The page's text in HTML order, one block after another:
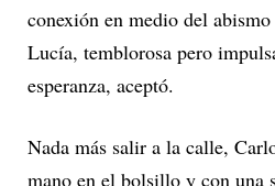
conexión en medio del abismo
Lucía, temblorosa pero
esperanza, aceptó.
Nada más salir a la calle,
mano en el bolsillo y con una